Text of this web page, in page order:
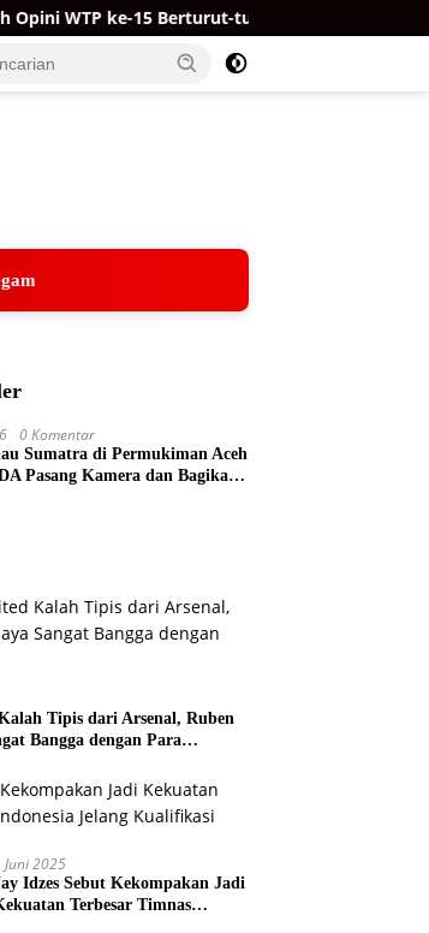
WTP ke-15 Berturut-turut, Kualitas Laporan
0 Komentar
Sumatra di Permukiman Aceh
Pasang Kamera dan Bagikan
Tipis dari Arsenal, Ruben
Bangga dengan Para
Juni 2025
Idzes Sebut Kekompakan Jadi
Terbesar Timnas